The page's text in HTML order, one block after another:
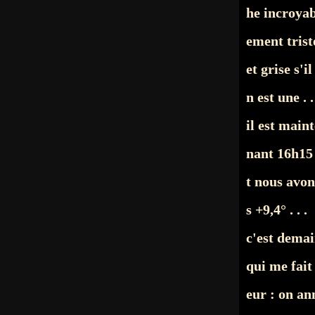
he
ement
et grise s'il
n est une .
il est
nant 16h15
t nous
s +9,4° . . .
c'est
qui me fait
eur : on